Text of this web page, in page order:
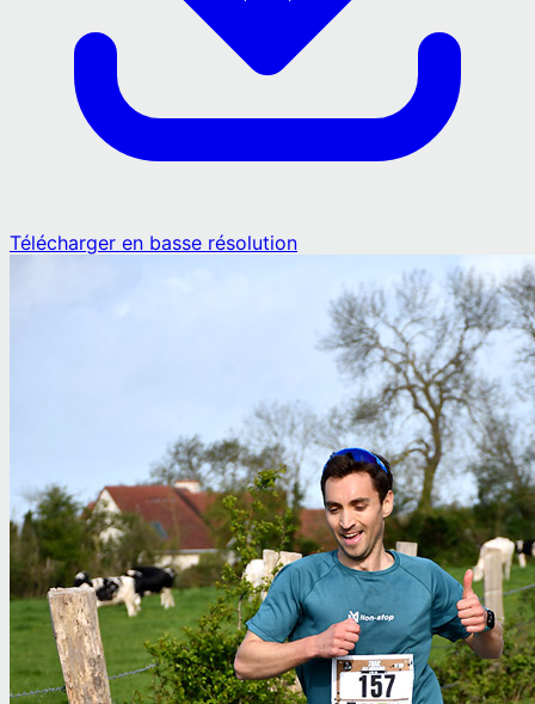
Télécharger en basse résolution